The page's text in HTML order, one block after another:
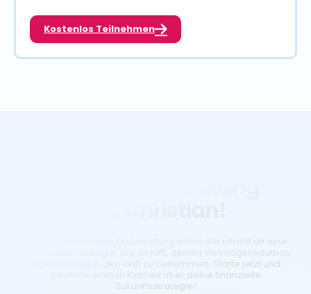
Kostenlos Teilnehmen
individuelle Strategie, die dir hilft, deinen Vermögensaufbau
eigenständig in den Griff zu bekommen. Starte jetzt und
gewinne endlich Klarheit über deine finanzielle
Zukunftsstrategie!